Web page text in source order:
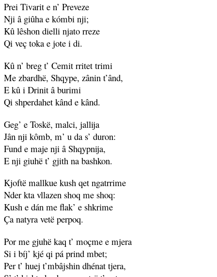
Prei Tivarit e n’ Preveze
Nji â giûha e kómbi nji;
Kû lêshon dielli njato rreze
Qi veç toka e jote i di.
Kû n’ breg t’ Cemit rritet trimi
Me zbardhë, Shqype, zânin t’ând,
E kû i Drinit â burimi
Qi shperdahet kând e kând.
Geg’ e Toskë, malci, jallija
Jân nji kômb, m’ u da s’ duron:
Fund e maje nji â Shqypnija,
E nji giuhë t’ gjith na bashkon.
Kjoftë mallkue kush qet ngatrrime
Nder kta vllazen shoq me shoq:
Kush e dán me flak’ e shkrime
Ça natyra vetë perpoq.
Por me gjuhë kaq t’ moçme e mjera
Si i bíj’ kjé qi pá prind mbet;
Per t’ huej t’mbâjshin dhénat tjera,